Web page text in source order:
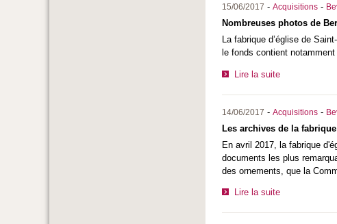
15/06/2017 - Acquisitions -
Nombreuses photos de
La fabrique d’église de
le fonds contient
Lire la suite
14/06/2017 - Acquisitions -
Les archives de la
En avril 2017, la fabrique
documents les plus
des ornements, que la
Lire la suite